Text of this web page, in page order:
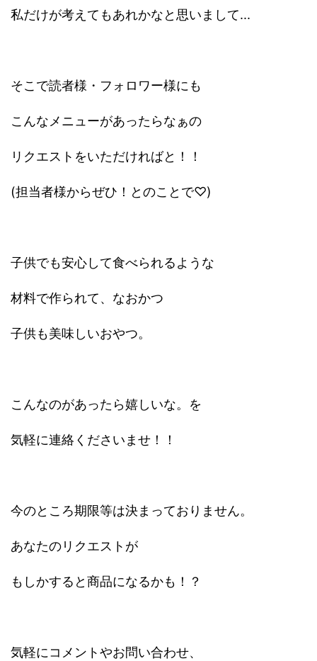
私だけが考えてもあれかなと思いまして...
そこで読者様・フォロワー様にも
こんなメニューがあったらなぁの
リクエストをいただければと！！
(担当者様からぜひ！とのことで♡)
子供でも安心して食べられるような
材料で作られて、なおかつ
子供も美味しいおやつ。
こんなのがあったら嬉しいな。を
気軽に連絡くださいませ！！
今のところ期限等は決まっておりません。
あなたのリクエストが
もしかすると商品になるかも！？
気軽にコメントやお問い合わせ、